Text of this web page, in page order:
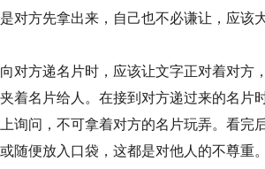
是对方先拿出来，自己也不必谦让，应该
向对方递名片时，应该让文字正对着对方
夹着名片给人。在接到对方递过来的名片
上询问，不可拿着对方的名片玩弄。看
或随便放入口袋，这都是对他人的不尊重。